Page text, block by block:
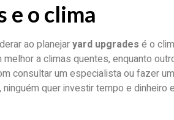
e o clima
ao planejaryard upgrades é o
a climas quentes, enquanto
consultar um especialista ou fazer
quer investir tempo e dinheiro